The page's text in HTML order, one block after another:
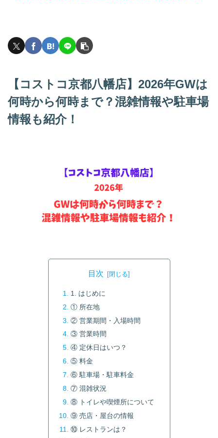
【コストコ京都八幡店】2026年GWは
何時から何時まで？混雑情報や駐車場
情報も紹介！
目次
1. はじめに
① 所在地
② 営業期間・入場時間
③ 営業時間
④ 定休日はいつ？
⑤ 料金
⑥ 駐車場・駐車料金
⑦ 混雑状況
⑧ トイレや喫煙所について
⑨ 売店・屋台の情報
⑩ レストランは？